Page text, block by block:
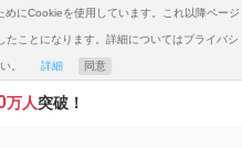
にCookieを使用しています。これ以降ページ
ことになります。詳細についてはプライバシ
。 詳細 同意
万人突破！